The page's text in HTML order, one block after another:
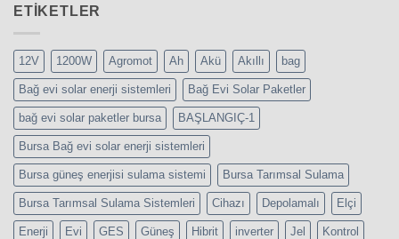
Post
ETIKETLER
12V 1200W Agromot Ah Akü Akıllı bag
Bağ evi solar enerji sistemleri Bağ Evi Solar Paketler
bağ evi solar paketler bursa BAŞLANGIÇ-1
Bursa Bağ evi solar enerji sistemleri
Bursa güneş enerjisi sulama sistemi Bursa Tarımsal Sulama
Bursa Tarımsal Sulama Sistemleri Cihazı Depolamalı Elçi
Enerji Evi GES Güneş Hibrit inverter Jel Kontrol